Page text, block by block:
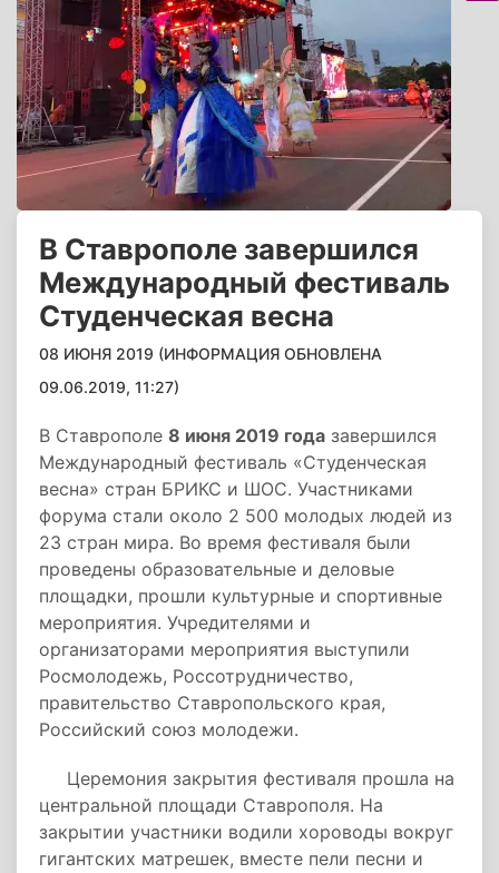
В Ставрополе завершился
Международный фестиваль
Студенческая весна
08 ИЮНЯ 2019 (ИНФОРМАЦИЯ ОБНОВЛЕНА
09.06.2019, 11:27)
В Ставрополе 8 июня 2019 года завершился
Международный фестиваль «Студенческая
весна» стран БРИКС и ШОС. Участниками
форума стали около 2 500 молодых людей из
23 стран мира. Во время фестиваля были
проведены образовательные и деловые
площадки, прошли культурные и спортивные
мероприятия. Учредителями и
организаторами мероприятия выступили
Росмолодежь, Россотрудничество,
правительство Ставропольского края,
Российский союз молодежи.
Церемония закрытия фестиваля прошла на
центральной площади Ставрополя. На
закрытии участники водили хороводы вокруг
гигантских матрешек, вместе пели песни и